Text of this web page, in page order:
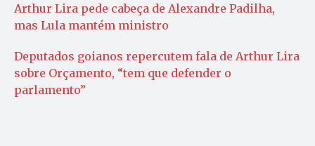
Arthur Lira pede cabeça de Alexandre Padilha,
mas Lula mantém ministro
Deputados goianos repercutem fala de Arthur Lira
sobre Orçamento, “tem que defender o
parlamento”